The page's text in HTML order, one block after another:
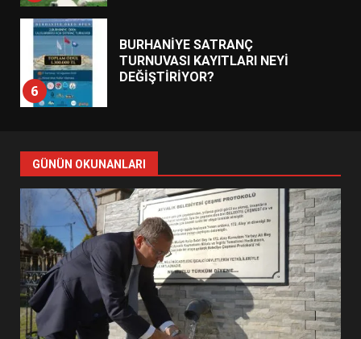
6
BURHANİYE SATRANÇ
TURNUVASI KAYITLARI NEYİ
DEĞİŞTİRİYOR?
7
YENİ YÖNETİM NASIL
ŞEKİLLENDİ?
1
AYVALIK SU MİRASI İÇİN
HAREKETE GEÇİYOR: GÖZLER
BULUŞMADA
GÜNÜN OKUNANLARI